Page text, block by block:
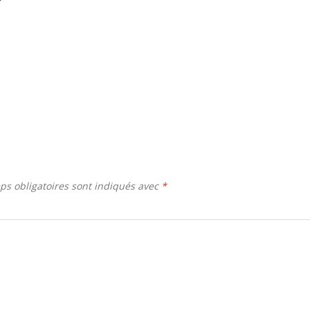
obligatoires sont indiqués avec *